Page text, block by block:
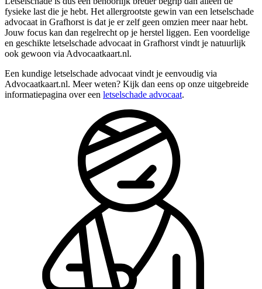
fysieke last die je hebt. Het allergrootste gewin van een letselschade
advocaat in Grafhorst is dat je er zelf geen omzien meer naar hebt.
Jouw focus kan dan regelrecht op je herstel liggen. Een voordelige
en geschikte letselschade advocaat in Grafhorst vindt je natuurlijk
ook gewoon via Advocaatkaart.nl.
Een kundige letselschade advocaat vindt je eenvoudig via
Advocaatkaart.nl. Meer weten? Kijk dan eens op onze uitgebreide
informatiepagina over een letselschade advocaat.